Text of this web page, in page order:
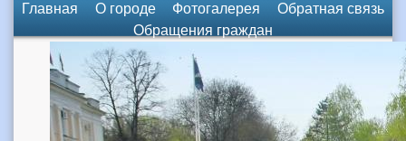
Главная
О городе Фотогалерея
Обратная связь
Обращения граждан